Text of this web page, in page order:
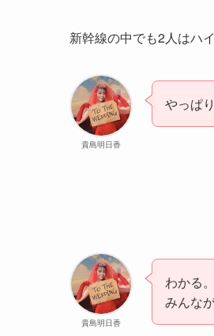
新幹線の中でも2人はハ
貴島明日香
やっぱ
貴島明日香
わかる。
みんな